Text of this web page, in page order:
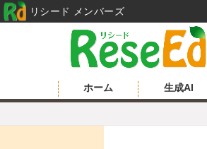
ホーム 生成AI
リシード メンバーズ